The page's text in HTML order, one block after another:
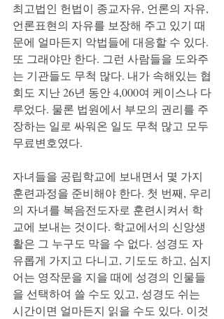
최고법인 헌법이 종교자유, 언론의 자유,
언론표현의 자유를 보장해 주고 있기 때
문에 얼마든지 악법들에 대응할 수 있다.
또 그래야만 한다. 그런 사람들을 도와주
는 기관들도 무척 많다. 내가 속해있는 협
회도 지난 26년 동안 4,000여 케이스나 다
루었다. 물론 법원에서 부모의 권리를 주
장하는 일로 싸워온 일도 무척 많고 모두
무료변호였다.
자녀들을 공립학교에 보내면서 몇 가지
훈련과정을 준비해야 한다. 첫 번째, 우리
의 자녀를 복음전도자로 훈련시켜서 학
교에 보내는 것이다. 학교에서의 신앙생
활은 그 누구도 막을 수 없다. 성경도 자
유롭게 가지고 다니고, 기도도 하고, 심지
어는 영작문을 지을 때에 성경의 인물들
을 선택하여 쓸 수도 있고, 성경도 쉬는
시간이면 얼마든지 읽을 수도 있다. 이것